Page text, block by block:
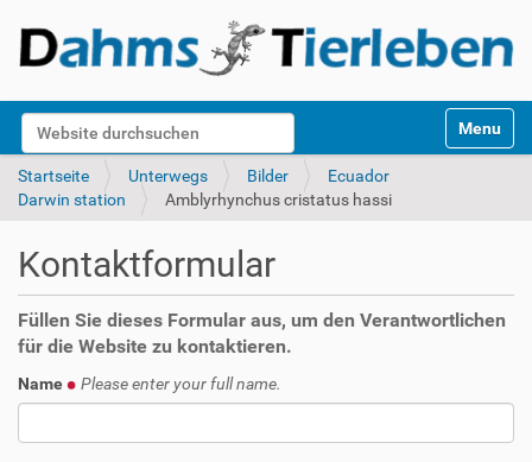
Website durchsuchen
k
Toggle
Startseite Unterwegs Bilder
Ecuador
Darwin station
Amblyrhynchus cristatus hassi
Kontaktformular
Füllen Sie dieses Formular aus, um den Verantwortlichen
für die Website zu kontaktieren.
Name Please enter your full name.